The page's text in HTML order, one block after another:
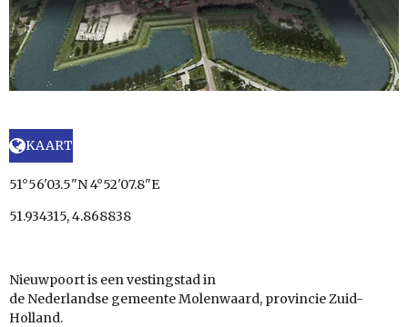
KAART
51°56'03.5"N 4°52'07.8"E
51.934315, 4.868838
Nieuwpoortis eenvestingstadin
de Nederlandse gemeenteMolenwaard, provincieZuid-
Holland.